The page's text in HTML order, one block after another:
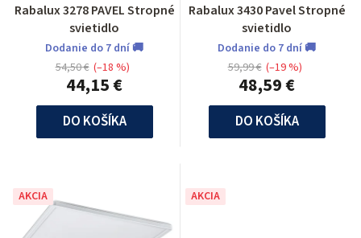
Rabalux 3278 PAVEL Stropné
svietidlo
Dodanie do 7 dní 🚚
44,15 €
54,50 € (–18 %)
DO KOŠÍKA
Rabalux 3430 Pavel Stropné
svietidlo
Dodanie do 7 dní 🚚
48,59 €
59,99 € (–19 %)
DO KOŠÍKA
AKCIA AKCIA